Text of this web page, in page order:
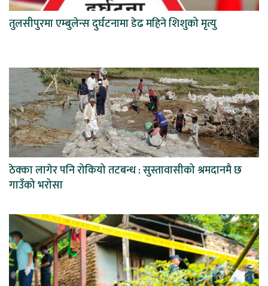
तुलसीपुरमा एम्बुलेन्स दुर्घटनामा डेढ महिने शिशुको मृत्यु
ठेक्का लागेर पनि रोकियो तटबन्ध : सुस्तावासीको श्रमदानमै छ
गाउँको भरोसा